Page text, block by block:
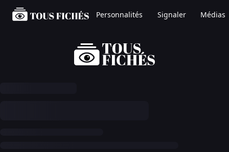
Personnalités Signaler Médias